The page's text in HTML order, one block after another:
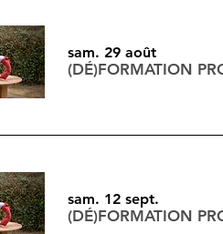
sam. 29 août
(DÉ)FORMATION
sam. 12 sept.
(DÉ)FORMATION